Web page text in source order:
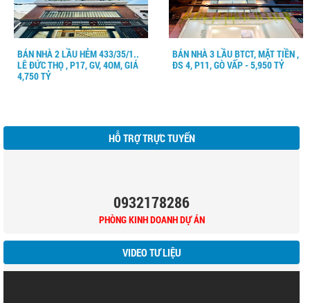
BÁN NHÀ 2 LẦU HẺM 433/35/1..
LÊ ĐỨC THỌ , P17, GV, 4OM, GIÁ
4,750 TỶ
BÁN NHÀ 3 LẦU BTCT, MẶT TIỀN ,
ĐS 4, P11, GÒ VẤP - 5,950 TỶ
HỖ TRỢ TRỰC TUYẾN
0932178286
PHÒNG KINH DOANH DỰ ÁN
VIDEO TƯ LIỆU